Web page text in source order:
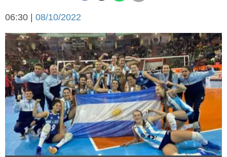
Economía y campo
Espacio empresas
Sociedad y tiempo
libre
Sociedad
Tecnología
Turismo
Salud
Es viral
El tiempo
Cartón Lleno
Fúnebres
06:30 | 08/10/2022